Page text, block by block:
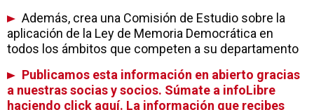
Además, crea una Comisión de Estudio sobre la
aplicación de la Ley de Memoria Democrática en
todos los ámbitos que competen a su departamento
Publicamos esta información en abierto gracias
a nuestras socias y socios. Súmate a infoLibre
haciendo click aquí. La información que recibes